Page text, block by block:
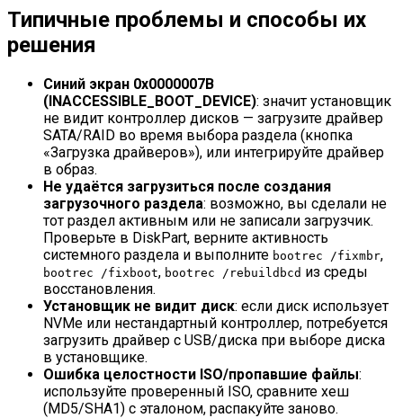
Типичные проблемы и способы их
решения
Синий экран 0x0000007B
(INACCESSIBLE_BOOT_DEVICE): значит установщик
не видит контроллер дисков — загрузите драйвер
SATA/RAID во время выбора раздела (кнопка
«Загрузка драйверов»), или интегрируйте драйвер
в образ.
Не удаётся загрузиться после создания
загрузочного раздела: возможно, вы сделали не
тот раздел активным или не записали загрузчик.
Проверьте в DiskPart, верните активность
системного раздела и выполните bootrec /fixmbr,
bootrec /fixboot, bootrec /rebuildbcd из среды
восстановления.
Установщик не видит диск: если диск использует
NVMe или нестандартный контроллер, потребуется
загрузить драйвер с USB/диска при выборе диска
в установщике.
Ошибка целостности ISO/пропавшие файлы:
используйте проверенный ISO, сравните хеш
(MD5/SHA1) с эталоном, распакуйте заново.